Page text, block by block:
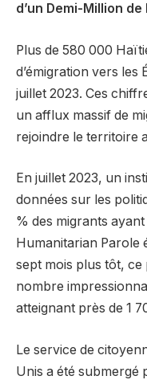
d’un Demi-Million
Plus de 580 000
d’émigration vers les
juillet 2023. Ces
un afflux massif de
rejoindre le territoire
En juillet 2023, un
données sur les
% des migrants
Humanitarian Parole
sept mois plus tôt,
nombre
atteignant près de 1
Le service de
Unis a été submergé